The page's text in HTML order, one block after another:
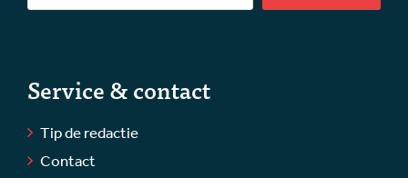
Service & contact
Tip de redactie
Contact